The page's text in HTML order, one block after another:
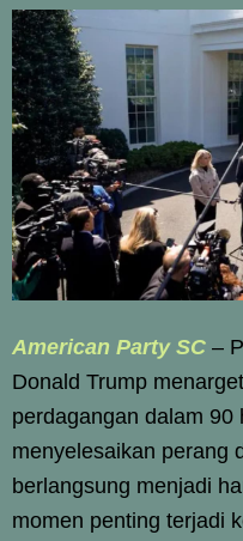
American Party SC –
Donald Trump
perdagangan dalam
menyelesaikan perang
berlangsung menjadi
momen penting terjadi